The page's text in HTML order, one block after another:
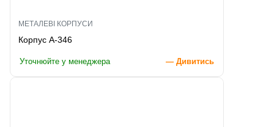
МЕТАЛЕВІ КОРПУСИ
Корпус A-346
Уточнюйте у менеджера — Дивитись